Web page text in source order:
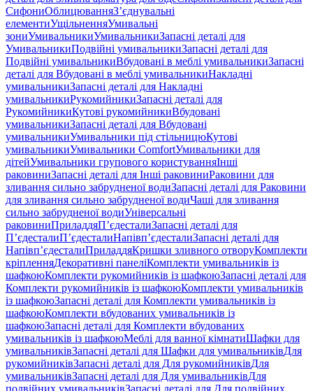
СифониОблицюванняЗ’єднувальні
елементиУщільненняУмивальні
зониУмивальникиУмивальникиЗапасні деталі для
УмивальникиПодвійні умивальникиЗапасні деталі для
Подвійні умивальникиВбудовані в меблі умивальникиЗапасні
деталі для Вбудовані в меблі умивальникиНакладні
умивальникиЗапасні деталі для Накладні
умивальникиРукомийникиЗапасні деталі для
РукомийникиКутові рукомийникиВбудовані
умивальникиЗапасні деталі для Вбудовані
умивальникиУмивальники під стільницюКутові
умивальникиУмивальники ComfortУмивальники для
дітейУмивальники групового користуванняІнші
раковиниЗапасні деталі для Інші раковиниРаковини для
зливання сильно забрудненої водиЗапасні деталі для Раковини
для зливання сильно забрудненої водиЧаші для зливання
сильно забрудненої водиУніверсальні
раковиниПриладдяП’єдесталиЗапасні деталі для
П’єдесталиП’єдесталиНапівп’єдесталиЗапасні деталі для
Напівп’єдесталиПриладдяКришки зливного отворуКомплекти
кріпленняДекоративні панеліКомплекти умивальників із
шафкоюКомплекти рукомийників із шафкоюЗапасні деталі для
Комплекти рукомийників із шафкоюКомплекти умивальників
із шафкоюЗапасні деталі для Комплекти умивальників із
шафкоюКомплекти вбудованих умивальників із
шафкоюЗапасні деталі для Комплекти вбудованих
умивальників із шафкоюМеблі для ванної кімнатиШафки для
умивальниківЗапасні деталі для Шафки для умивальниківДля
рукомийниківЗапасні деталі для Для рукомийниківДля
умивальниківЗапасні деталі для Для умивальниківДля
подвійних умивальниківЗапасні деталі для Для подвійних